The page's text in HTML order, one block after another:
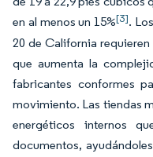
en al menos un 15%[3].
20 de California
que aumenta la
fabricantes conformes
movimiento. Las tiendas
energéticos internos
documentos,